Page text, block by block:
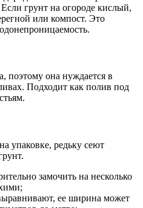
грунт на огороде кислый,
или компост. Это
поэтому она нуждается в
Подходит как полив под
упаковке, редьку сеют
замочить на несколько
ее ширина может